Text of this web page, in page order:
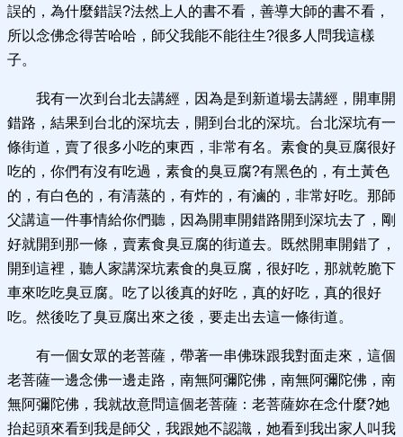
誤的，為什麼錯誤?法然上人的書不看，善導大師的書不看，
所以念佛念得苦哈哈，師父我能不能往生?很多人問我這樣
子。
我有一次到台北去講經，因為是到新道場去講經，開車開
錯路，結果到台北的深坑去，開到台北的深坑。台北深坑有一
條街道，賣了很多小吃的東西，非常有名。素食的臭豆腐很好
吃的，你們有沒有吃過，素食的臭豆腐?有黑色的，有土黃色
的，有白色的，有清蒸的，有炸的，有滷的，非常好吃。那師
父講這一件事情給你們聽，因為開車開錯路開到深坑去了，剛
好就開到那一條，賣素食臭豆腐的街道去。既然開車開錯了，
開到這裡，聽人家講深坑素食的臭豆腐，很好吃，那就乾脆下
車來吃吃臭豆腐。吃了以後真的好吃，真的好吃，真的很好
吃。然後吃了臭豆腐出來之後，要走出去這一條街道。
有一個女眾的老菩薩，帶著一串佛珠跟我對面走來，這個
老菩薩一邊念佛一邊走路，南無阿彌陀佛，南無阿彌陀佛，南
無阿彌陀佛，我就故意問這個老菩薩：老菩薩妳在念什麼?她
抬起頭來看到我是師父，我跟她不認識，她看到我出家人叫我